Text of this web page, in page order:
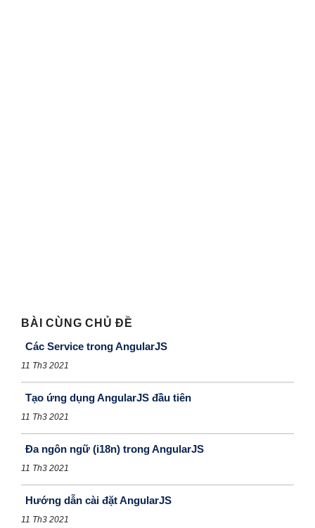
BÀI CÙNG CHỦ ĐỀ
Các Service trong AngularJS
11 Th3 2021
Tạo ứng dụng AngularJS đầu tiên
11 Th3 2021
Đa ngôn ngữ (i18n) trong AngularJS
11 Th3 2021
Hướng dẫn cài đặt AngularJS
11 Th3 2021